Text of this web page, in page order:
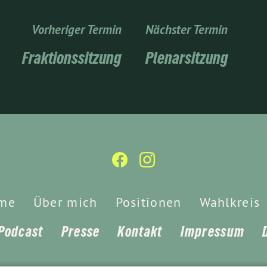
Vorheriger Termin
Fraktionssitzung
Nächster Termin
Plenarsitzung
Über mich Positionen Wahlkreis
Presse Kontakt Impressum